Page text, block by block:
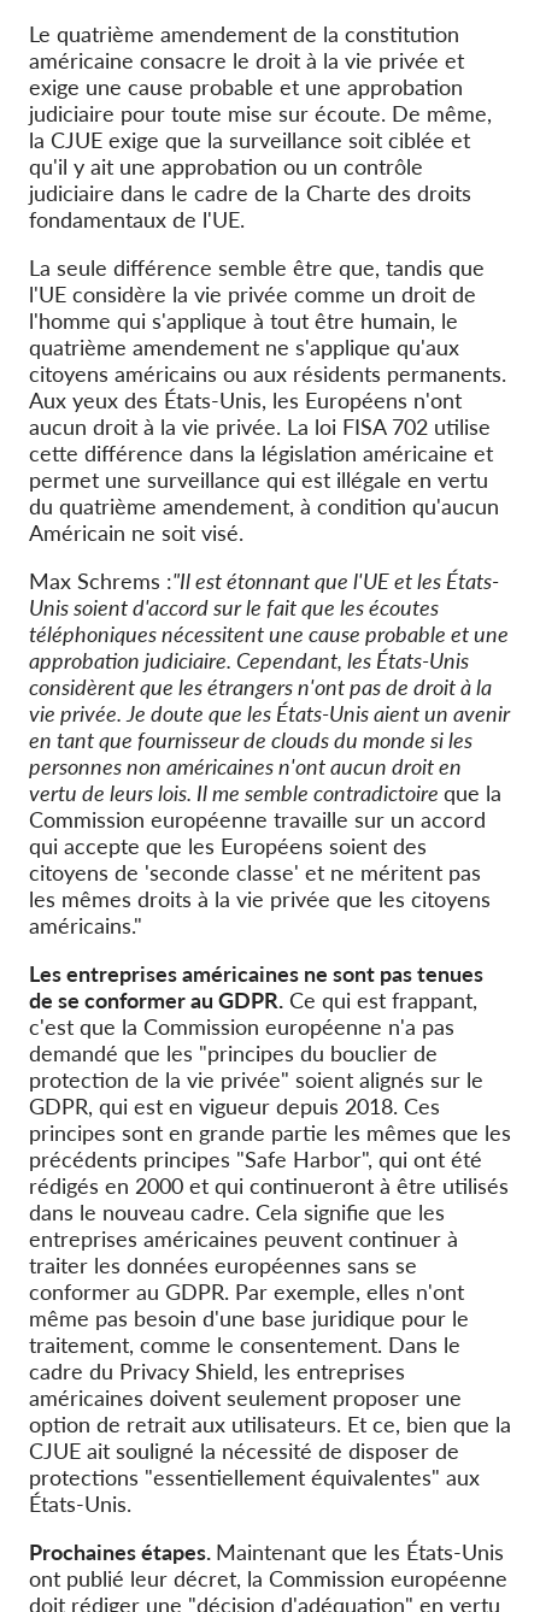
Le quatrième amendement de la constitution
américaine consacre le droit à la vie privée et
exige une cause probable et une approbation
judiciaire pour toute mise sur écoute. De même,
la CJUE exige que la surveillance soit ciblée et
qu'il y ait une approbation ou un contrôle
judiciaire dans le cadre de la Charte des droits
fondamentaux de l'UE.
La seule différence semble être que, tandis que
l'UE considère la vie privée comme un droit de
l'homme qui s'applique à tout être humain, le
quatrième amendement ne s'applique qu'aux
citoyens américains ou aux résidents permanents.
Aux yeux des États-Unis, les Européens n'ont
aucun droit à la vie privée. La loi FISA 702 utilise
cette différence dans la législation américaine et
permet une surveillance qui est illégale en vertu
du quatrième amendement, à condition qu'aucun
Américain ne soit visé.
Max Schrems :"Il est étonnant que l'UE et les États-
Unis soient d'accord sur le fait que les écoutes
téléphoniques nécessitent une cause probable et une
approbation judiciaire. Cependant, les États-Unis
considèrent que les étrangers n'ont pas de droit à la
vie privée. Je doute que les États-Unis aient un avenir
en tant que fournisseur de clouds du monde si les
personnes non américaines n'ont aucun droit en
vertu de leurs lois. Il me semble contradictoire que la
Commission européenne travaille sur un accord
qui accepte que les Européens soient des
citoyens de 'seconde classe' et ne méritent pas
les mêmes droits à la vie privée que les citoyens
américains."
Les entreprises américaines ne sont pas tenues
de se conformer au GDPR. Ce qui est frappant,
c'est que la Commission européenne n'a pas
demandé que les "principes du bouclier de
protection de la vie privée" soient alignés sur le
GDPR, qui est en vigueur depuis 2018. Ces
principes sont en grande partie les mêmes que les
précédents principes "Safe Harbor", qui ont été
rédigés en 2000 et qui continueront à être utilisés
dans le nouveau cadre. Cela signifie que les
entreprises américaines peuvent continuer à
traiter les données européennes sans se
conformer au GDPR. Par exemple, elles n'ont
même pas besoin d'une base juridique pour le
traitement, comme le consentement. Dans le
cadre du Privacy Shield, les entreprises
américaines doivent seulement proposer une
option de retrait aux utilisateurs. Et ce, bien que la
CJUE ait souligné la nécessité de disposer de
protections "essentiellement équivalentes" aux
États-Unis.
Prochaines étapes. Maintenant que les États-Unis
ont publié leur décret, la Commission européenne
doit rédiger une "décision d'adéquation" en vertu